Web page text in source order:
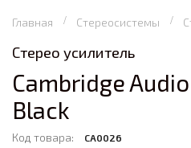
Главная Стереосистемы
Стерео усилитель
Cambridge Audio
Black
Код товара: CA0026